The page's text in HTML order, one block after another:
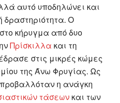
αυτό υποδηλώνει και
δραστηριότητα. Ο
κήρυγμα από δυο
Πρίσκιλλα και τη
στις μικρές κώμες
της Άνω Φρυγίας. Ως
η ανάγκη
τάσεων και των